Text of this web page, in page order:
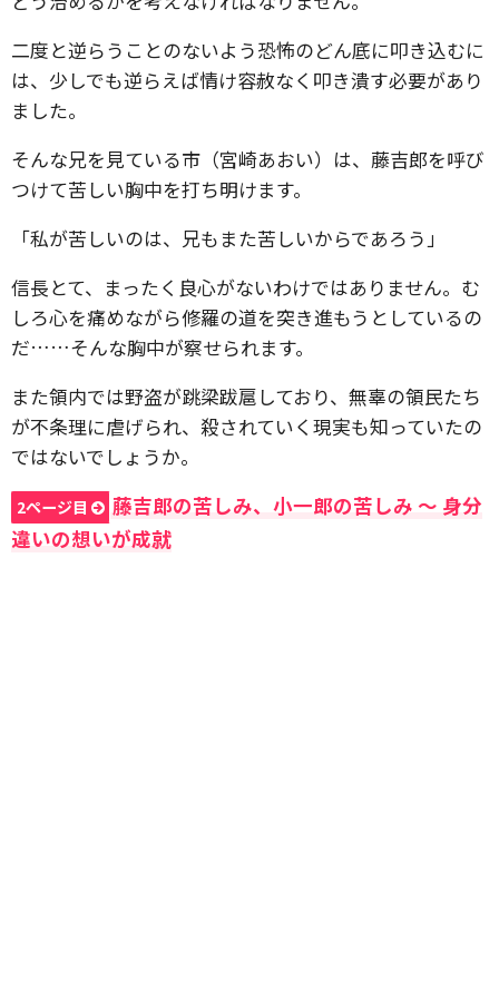
二度と逆らうことのないよう恐怖のどん底に叩き込むに
は、少しでも逆らえば情け容赦なく叩き潰す必要があり
ました。
そんな兄を見ている市（宮崎あおい）は、藤吉郎を呼び
つけて苦しい胸中を打ち明けます。
「私が苦しいのは、兄もまた苦しいからであろう」
信長とて、まったく良心がないわけではありません。む
しろ心を痛めながら修羅の道を突き進もうとしているの
だ……そんな胸中が察せられます。
また領内では野盗が跳梁跋扈しており、無辜の領民たち
が不条理に虐げられ、殺されていく現実も知っていたの
ではないでしょうか。
2ページ目
藤吉郎の苦しみ、小一郎の苦しみ 〜 身分
違いの想いが成就